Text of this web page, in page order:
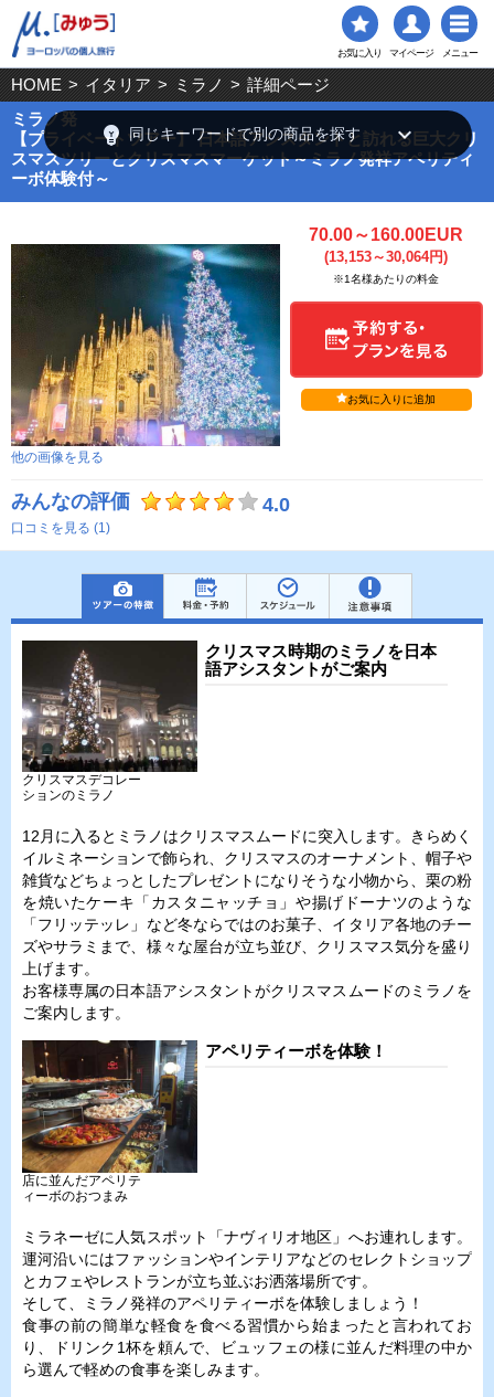
お気に入り マイページ メニュー
HOME > イタリア > ミラノ > 詳細ページ
ミラノ発
【プライベートツアー】 日本語アシスタントと訪れる巨大クリ
スマスツリーとクリスマスマーケット～ミラノ発祥アペリティ
ーボ体験付～
他の画像を見る
70.00～160.00EUR
(13,153～30,064円)
※1名様あたりの料金
お気に入りに追加
みんなの評価 4.0
口コミを見る (1)
クリスマス時期のミラノを日本
語アシスタントがご案内
クリスマスデコレー
ションのミラノ
12月に入るとミラノはクリスマスムードに突入します。きらめく
イルミネーションで飾られ、クリスマスのオーナメント、帽子や
雑貨などちょっとしたプレゼントになりそうな小物から、栗の粉
を焼いたケーキ「カスタニャッチョ」や揚げドーナツのような
「フリッテッレ」など冬ならではのお菓子、イタリア各地のチー
ズやサラミまで、様々な屋台が立ち並び、クリスマス気分を盛り
上げます。
お客様専属の日本語アシスタントがクリスマスムードのミラノを
ご案内します。
アペリティーボを体験！
店に並んだアペリテ
ィーボのおつまみ
ミラネーゼに人気スポット「ナヴィリオ地区」へお連れします。
運河沿いにはファッションやインテリアなどのセレクトショップ
とカフェやレストランが立ち並ぶお洒落場所です。
そして、ミラノ発祥のアペリティーボを体験しましょう！
食事の前の簡単な軽食を食べる習慣から始まったと言われてお
り、ドリンク1杯を頼んで、ビュッフェの様に並んだ料理の中か
ら選んで軽めの食事を楽しみます。
emoji_objects 同じキーワードで別の商品を探すkeyboard_arrow_down